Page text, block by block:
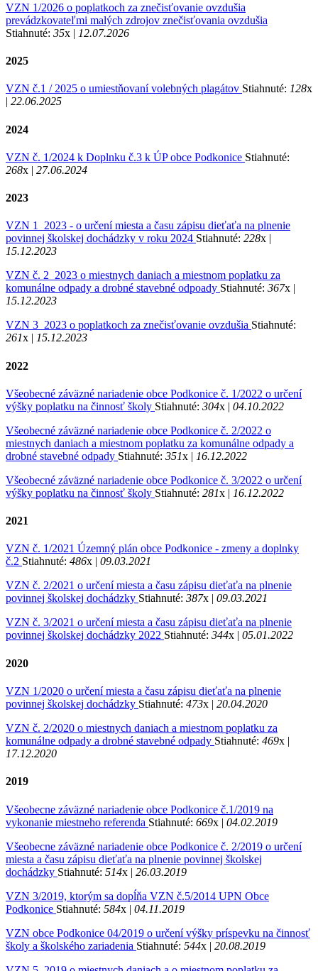
VZN 1/2026 o poplatkoch za znečisťovanie ovzdušia
prevádzkovateľmi malých zdrojov znečisťovania ovzdušia
Stiahnuté: 35x | 12.07.2026
2025
VZN č.1 / 2025 o umiestňovaní volebných plagátov Stiahnuté: 128x
| 22.06.2025
2024
VZN č. 1/2024 k Doplnku č.3 k ÚP obce Podkonice Stiahnuté:
268x | 27.06.2024
2023
VZN 1_2023 - o určení miesta a času zápisu dieťaťa na plnenie
povinnej školskej dochádzky v roku 2024 Stiahnuté: 228x |
15.12.2023
VZN č. 2_2023 o miestnych daniach a miestnom poplatku za
komunálne odpady a drobné stavebné odpoady Stiahnuté: 367x |
15.12.2023
VZN 3_2023 o poplatkoch za znečisťovanie ovzdušia Stiahnuté:
261x | 15.12.2023
2022
Všeobecné záväzné nariadenie obce Podkonice č. 1/2022 o určení
výšky poplatku na činnosť školy Stiahnuté: 304x | 04.10.2022
Všeobecné záväzné nariadenie obce Podkonice č. 2/2022 o
miestnych daniach a miestnom poplatku za komunálne odpady a
drobné stavebné odpady Stiahnuté: 351x | 16.12.2022
Všeobecné záväzné nariadenie obce Podkonice č. 3/2022 o určení
výšky poplatku na činnosť školy Stiahnuté: 281x | 16.12.2022
2021
VZN č. 1/2021 Územný plán obce Podkonice - zmeny a doplnky
č.2 Stiahnuté: 486x | 09.03.2021
VZN č. 2/2021 o určení miesta a času zápisu dieťaťa na plnenie
povinnej školskej dochádzky Stiahnuté: 387x | 09.03.2021
VZN č. 3/2021 o určení miesta a času zápisu dieťaťa na plnenie
povinnej školskej dochádzky 2022 Stiahnuté: 344x | 05.01.2022
2020
VZN 1/2020 o určení miesta a času zápisu dieťaťa na plnenie
povinnej školskej dochádzky Stiahnuté: 473x | 20.04.2020
VZN č. 2/2020 o miestnych daniach a miestnom poplatku za
komunálne odpady a drobné stavebné odpady Stiahnuté: 469x |
17.12.2020
2019
Všeobecne záväzné nariadenie obce Podkonice č.1/2019 na
vykonanie miestneho referenda Stiahnuté: 669x | 04.02.2019
Všeobecne záväzné nariadenie obce Podkonice č. 2/2019 o určení
miesta a času zápisu dieťaťa na plnenie povinnej školskej
dochádzky Stiahnuté: 514x | 26.03.2019
VZN 3/2019, ktorým sa dopĺňa VZN č.5/2014 UPN Obce
Podkonice Stiahnuté: 584x | 04.11.2019
VZN obce Podkonice 04/2019 o určení výšky príspevku na činnosť
školy a školského zariadenia Stiahnuté: 544x | 20.08.2019